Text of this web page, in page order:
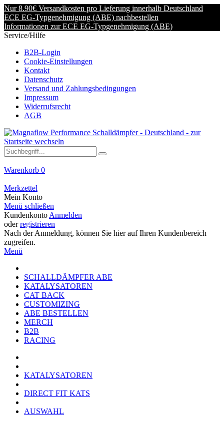
Nur 8.90€ Versandkosten pro Lieferung innerhalb Deutschland
ECE EG-Typgenehmigung (ABE) nachbestellen
Informationen zur ECE EG-Typgenehmigung (ABE)
Service/Hilfe
B2B-Login
Cookie-Einstellungen
Kontakt
Datenschutz
Versand und Zahlungsbedingungen
Impressum
Widerrufsrecht
AGB
Warenkorb 0
Merkzettel
Mein Konto
Menü schließen
Kundenkonto Anmelden
oderregistrieren
Nach der Anmeldung, können Sie hier auf Ihren Kundenbereich
zugreifen.
Menü
SCHALLDÄMPFER ABE
KATALYSATOREN
CAT BACK
CUSTOMIZING
ABE BESTELLEN
MERCH
B2B
RACING
KATALYSATOREN
DIRECT FIT KATS
AUSWAHL